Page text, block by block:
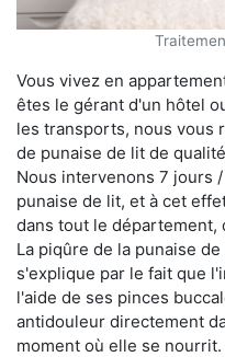
Vous vivez en
êtes le gérant d'un hôtel
les transports, nous vous
de punaise de lit de
Nous intervenons 7 jours
punaise de lit, et à cet
dans tout le département,
La piqûre de la punaise
s'explique par le fait que
l'aide de ses pinces
antidouleur directement
moment où elle se nourrit.